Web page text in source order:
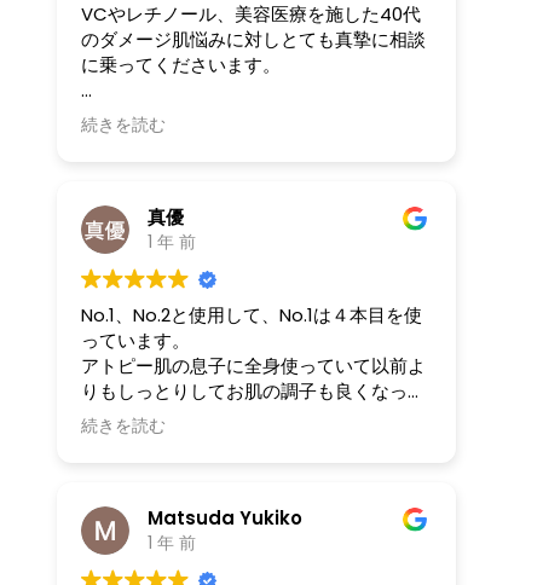
VCやレチノール、美容医療を施した40代
のダメージ肌悩みに対しとても真摯に相談
に乗ってくださいます。
ブログやHPなどを見て、最初は半信半疑で
したが継続1年程になります。
に見えても乾燥のツッパリ感がありました
が
今は穏やかな光沢がありつつも乾燥を感じ
にくい肌になっているので、
トラブル肌の方にこそ是非体感してほしい
なぁと思える商品を取り扱っている会社で
す。
続きを読む
真優
1 年 前
No.1、No.2と使用して、No.1は４本目を使
っています。
アトピー肌の息子に全身使っていて以前よ
りもしっとりしてお肌の調子も良くなって
きたのでリピートしています。No.0はまだ
購入して数回しか使用してないですが、よ
続きを読む
Matsuda Yukiko
1 年 前